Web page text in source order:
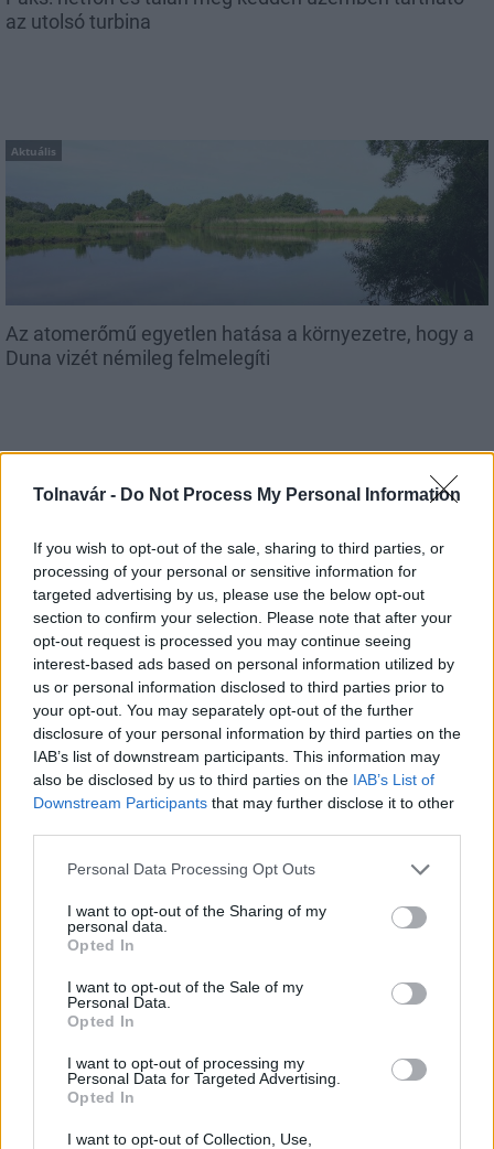
Tolnavár - Do Not Process My Personal Information
If you wish to opt-out of the sale, sharing to third parties, or
processing of your personal or sensitive information for
targeted advertising by us, please use the below opt-out
section to confirm your selection. Please note that after your
opt-out request is processed you may continue seeing
interest-based ads based on personal information utilized by
us or personal information disclosed to third parties prior to
your opt-out. You may separately opt-out of the further
disclosure of your personal information by third parties on the
IAB’s list of downstream participants. This information may
also be disclosed by us to third parties on the IAB’s List of
Downstream Participants that may further disclose it to other
Please note that this website/app uses one or more Google
not limited to your visit or usage behaviour. You may click to
grant or deny consent to Google and its third-party tags to
use your data for below specified purposes in below Google
consent section.
Personal Data Processing Opt Outs
I want to opt-out of the Sharing of my
personal data.
Opted In
I want to opt-out of the Sale of my
Personal Data.
Opted In
I want to opt-out of processing my
Personal Data for Targeted Advertising.
Opted In
I want to opt-out of Collection, Use,
az utolsó turbina
Aktuális
Az atomerőmű egyetlen hatása a környezetre, hogy a
Duna vizét némileg felmelegíti
Útépítés
BKK KM Építő Kft. Főmterv Mérnöki Tervező Zrt.
Látványos építési szakasz indult be a Flórián téri
felüljárón
ennek ellenére folyamatosan halad az aszfaltozás.
mérföldköve a felülvizsgálat
árnyékában?